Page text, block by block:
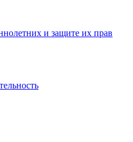
и защите их прав